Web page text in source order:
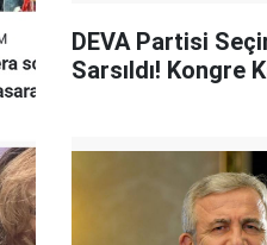
DEVA Partisi
Sarsıldı! Kongre